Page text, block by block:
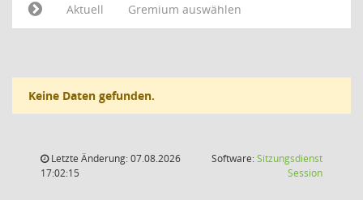
Aktuell
Gremium auswählen
Keine Daten gefunden.
Letzte Änderung: 07.08.2026
17:02:15
Software:Sitzungsdienst
Session(Wird in